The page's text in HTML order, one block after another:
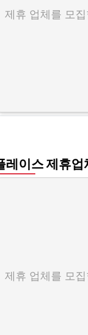
제휴 업체를 모
레이스 제휴업
제휴 업체를 모